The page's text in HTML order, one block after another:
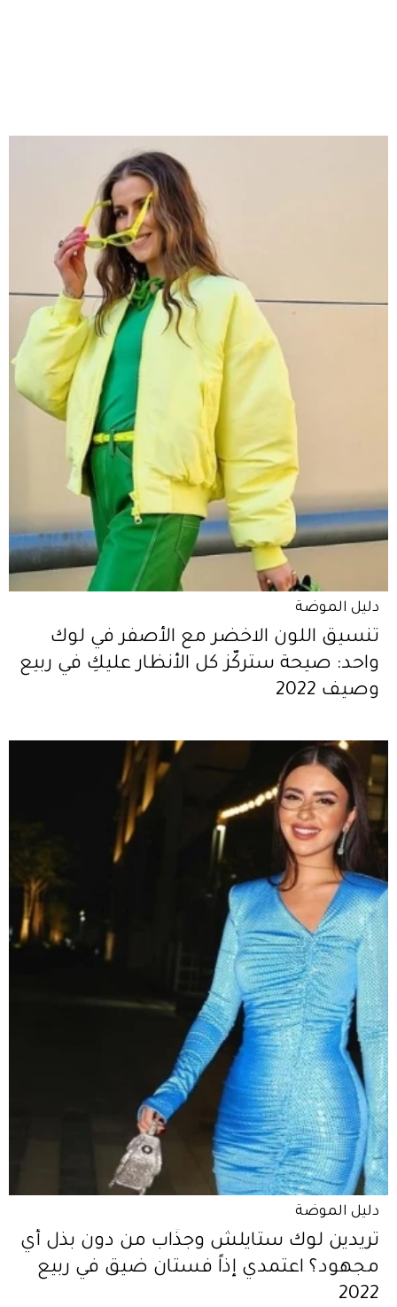
دليل الموضة
تنسيق اللون الاخضر مع الأصفر في لوك
واحد: صيحة ستركّز كل الأنظار عليكِ في ربيع
وصيف 2022
دليل الموضة
تريدين لوك ستايلش وجذّاب من دون بذل أي
مجهود؟ اعتمدي إذاً فستان ضيق في ربيع
2022